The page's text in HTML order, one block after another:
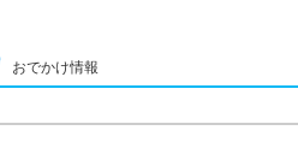
おでかけ情報